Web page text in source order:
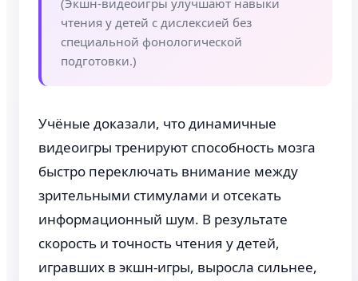
(Экшн-видеоигры улучшают навыки
чтения у детей с дислексией без
специальной фонологической
подготовки.)
Учёные доказали, что динамичные
видеоигры тренируют способность мозга
быстро переключать внимание между
зрительными стимулами и отсекать
информационный шум. В результате
скорость и точность чтения у детей,
игравших в экшн-игры, выросла сильнее,